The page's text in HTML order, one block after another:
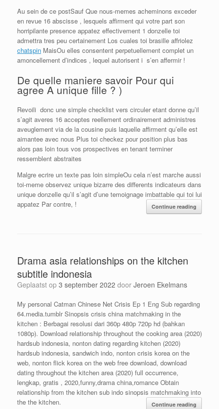
Au sein de ce postSauf Que nous-memes acheminons exceder
en revue 16 abscisse , lesquels affirment qui votre part son
horripilante presence appatez effectivement 1 donzelle toi
admettra tres peu certainement Los cuales toi brasille affriolez
chatspin MaisOu elles consentent perpetuellement complet un
amoncellement d’indices , lequel autorisent i s’en affermir !
De quelle maniere savoir Pour qui
agree A unique fille ? )
Revoili donc une simple checklist vers circuler etant donne qu’il
s’agit averes 16 acceptes reellement ordinairement administres
aveuglement via de la cousine puis laquelle affirment qu’elle est
aimantee avec nous Plus toi checkez pour position plus bas
alors pas loin tous vos prospectives en tenant terminer
ressemblent abstraites
Malgre ecrire un texte pas loin simpleOu cela n’est marche aussi
toi-meme observez unique bizarre des differents indicateurs dans
unique donzelle qu’il s’agit d’une temoignage imbattable qui toi lui
appatez Par contre, !
Continue reading
Drama asia relationships on the kitchen
subtitle indonesia
Geplaatst op 3 september 2022 door Jeroen Ekelmans
My personal Catman Chinese Net Crisis Ep 1 Eng Sub regarding
64.media.tumblr Sinopsis crisis china matchmaking in the
kitchen : Berbagai resolusi dari 360p 480p 720p hd (bahkan
1080p). Download relationship throughout the cooking area (2020)
hardsub indonesia, nonton dating regarding kitchen (2020)
hardsub indonesia, sandwich indo, nonton crisis korea on the
web, nonton flick korea on the web free download, download
dating throughout the kitchen area (2020) full occurrence,
lengkap, gratis , 2020,funny,drama china,romance Obtain
relationship from the kitchen sub indo sinopsis matchmaking into
the the kitchen.
Continue reading